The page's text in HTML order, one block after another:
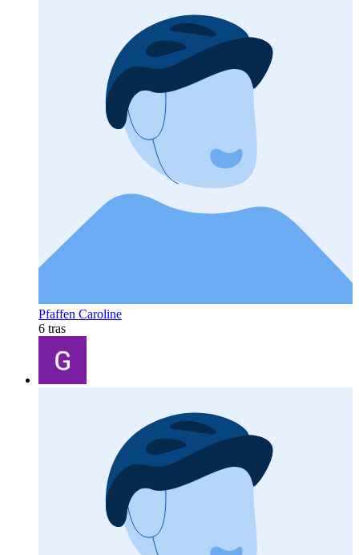
Pfaffen Caroline
6 tras